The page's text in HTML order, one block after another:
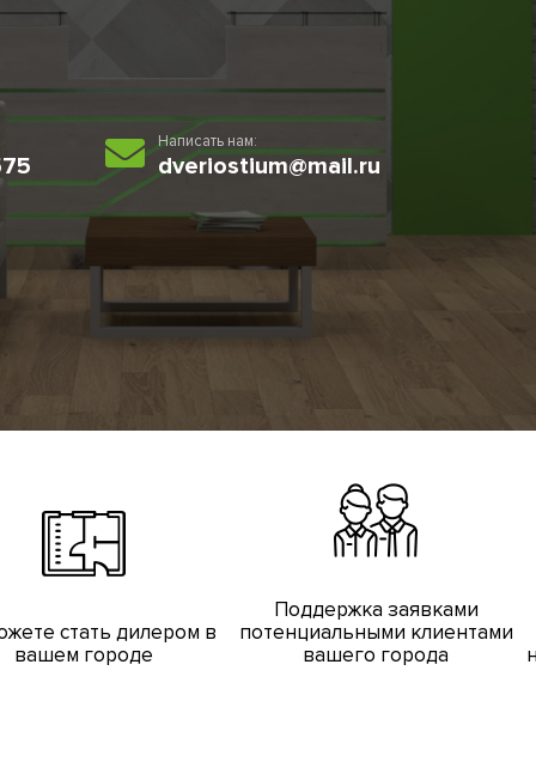
Написать нам:
dveriostium@mail.ru
стать дилером в
вашем городе
Поддержка заявками
потенциальными клиентами
вашего города